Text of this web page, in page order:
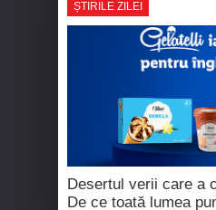
ȘTIRILE ZILEI
Desertul verii care a
De ce toată lumea